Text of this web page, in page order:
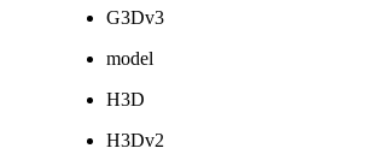
G3Dv3
model
H3D
H3Dv2